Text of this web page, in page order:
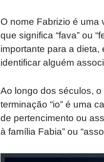
O nome Fabrizio é uma
que significa “fava” ou
importante para a
identificar alguém
Ao longo dos séculos,
terminação “io” é uma
de pertencimento ou
à família Fabia” ou